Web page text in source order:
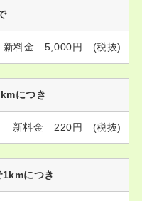
料金 5,000円 (税抜)
につき
新料金 220円 (税抜)
につき